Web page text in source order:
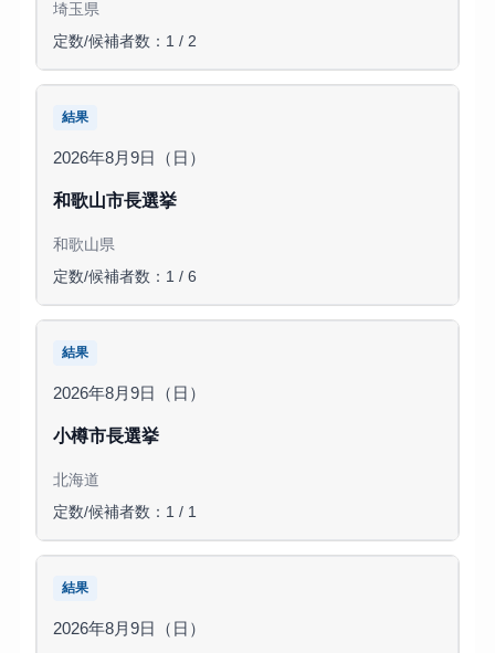
埼玉県
定数/候補者数：1 / 2
結果
2026年8月9日（日）
和歌山市長選挙
和歌山県
定数/候補者数：1 / 6
結果
2026年8月9日（日）
小樽市長選挙
北海道
定数/候補者数：1 / 1
結果
2026年8月9日（日）